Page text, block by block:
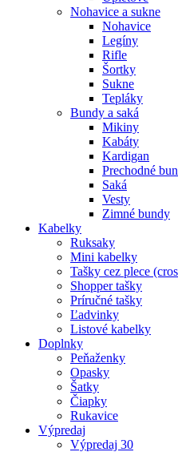
Nohavice a sukne
Nohavice
Legíny
Rifle
Šortky
Sukne
Tepláky
Bundy a saká
Mikiny
Kabáty
Kardigan
Prechodné
Saká
Vesty
Zimné bundy
Kabelky
Ruksaky
Mini kabelky
Tašky cez plece
Shopper tašky
Príručné tašky
Ľadvinky
Listové kabelky
Doplnky
Peňaženky
Opasky
Šatky
Čiapky
Rukavice
Výpredaj
Výpredaj 30